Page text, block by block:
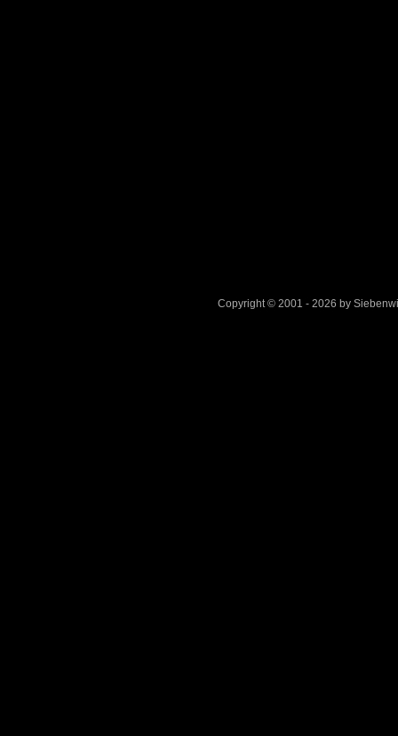
Copyright © 2001 - 2026 by